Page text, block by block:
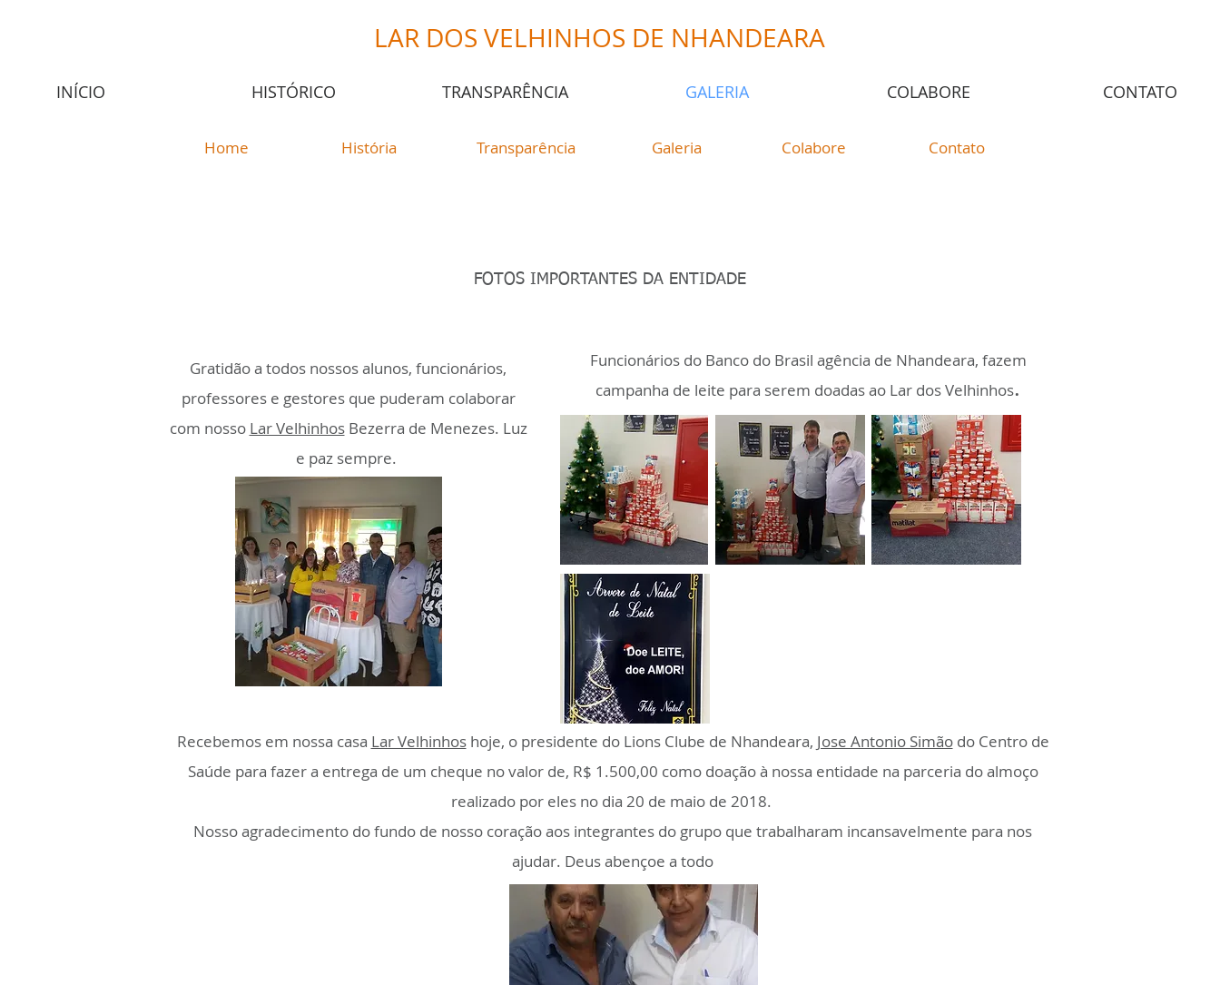
LAR DOS VELHINHOS DE NHANDEARA
INÍCIO HISTÓRICO TRANSPARÊNCIA GALERIA COLABORE CONTATO
Home História Transparência Galeria Colabore Contato
FOTOS IMPORTANTES DA ENTIDADE
Gratidão a todos nossos alunos, funcionários,
professores e gestores que puderam colaborar
com nosso Lar VelhinhosBezerra de Menezes. Luz
e paz sempre.
Funcionários do Banco do Brasil agência de Nhandeara, fazem
campanha de leite para serem doadas ao Lar dos Velhinhos.
Recebemos em nossa casa Lar Velhinhoshoje, o presidente do Lions Clube de Nhandeara, Jose Antonio Simãodo Centro de
Saúde para fazer a entrega de um cheque no valor de, R$ 1.500,00 como doação à nossa entidade na parceria do almoço
realizado por eles no dia 20 de maio de 2018.
Nosso agradecimento do fundo de nosso coração aos integrantes do grupo que trabalharam incansavelmente para nos
ajudar. Deus abençoe a todo